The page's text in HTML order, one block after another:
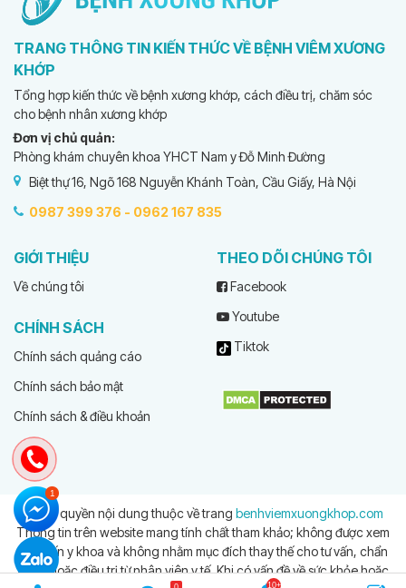
TRANG THÔNG TIN KIẾN THỨC VỀ BỆNH VIÊM XƯƠNG
KHỚP
Tổng hợp kiến thức về bệnh xương khớp, cách điều trị, chăm sóc
cho bệnh nhân xương khớp
Đơn vị chủ quản:
Phòng khám chuyên khoa YHCT Nam y Đỗ Minh Đường
Biệt thự 16, Ngõ 168 Nguyễn Khánh Toàn, Cầu Giấy, Hà Nội
0987 399 376 - 0962 167 835
GIỚI THIỆU
Về chúng tôi
CHÍNH SÁCH
Chính sách quảng cáo
Chính sách bảo mật
Chính sách & điều khoản
THEO DÕI CHÚNG TÔI
Facebook
Youtube
Tiktok
© Bản quyền nội dung thuộc về trang benhviemxuongkhop.com
Thông tin trên website mang tính chất tham khảo; không được xem
là tư vấn y khoa và không nhằm mục đích thay thế cho tư vấn, chẩn
đoán hoặc điều trị từ nhân viên y tế. Khi có vấn đề về sức khỏe hoặc